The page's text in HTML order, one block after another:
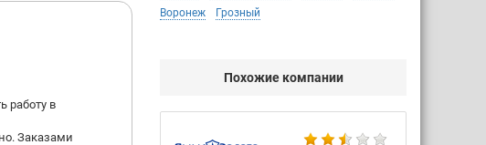
работу в
Заказами
Воронеж
Грозный
Похожие компании